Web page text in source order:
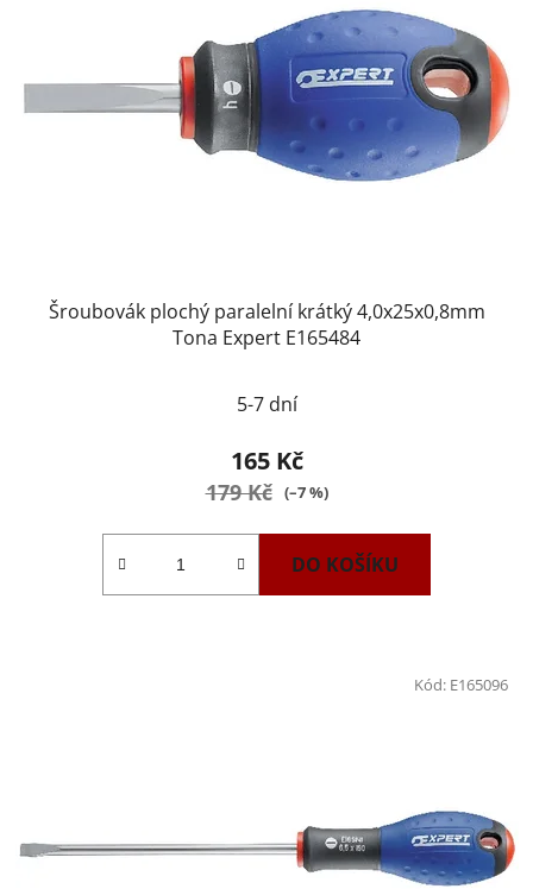
Šroubovák plochý paralelní krátký 4,0x25x0,8mm
Tona Expert E165484
5-7 dní
165 Kč
179 Kč (–7 %)
DO KOŠÍKU
Kód: E165096